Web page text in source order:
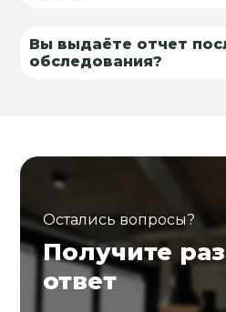
Вы выдаёте отчет
обследования?
Остались вопросы?
Получите
ответ